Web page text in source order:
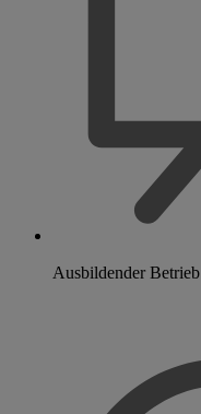
Ausbildender Betrieb